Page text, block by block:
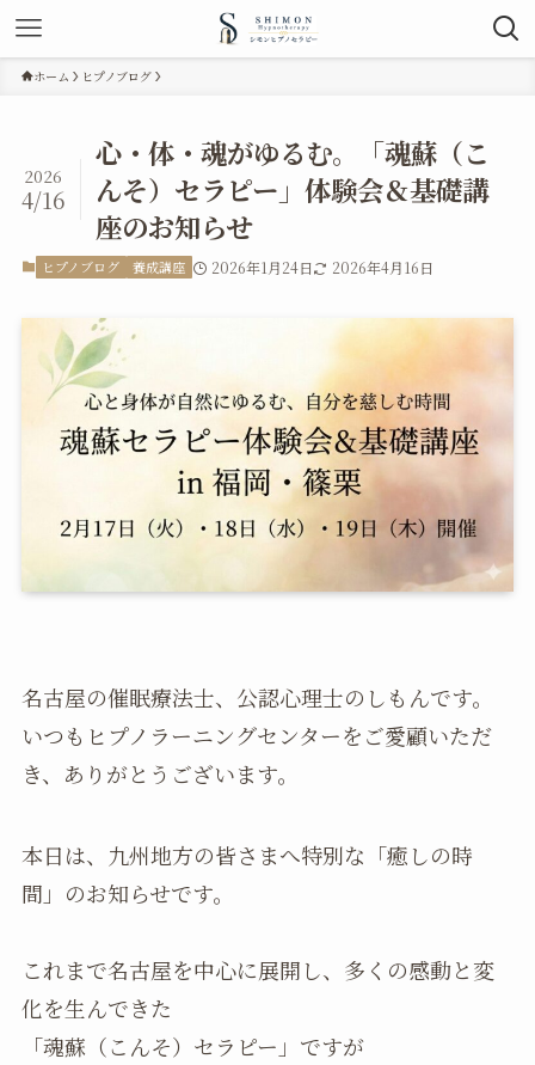
ホーム ヒプノブログ
心・体・魂がゆるむ。「魂蘇（こ
んそ）セラピー」体験会＆基礎講
座のお知らせ
2026
4/16
ヒプノブログ 養成講座 2026年1月24日 2026年4月16日
名古屋の催眠療法士、公認心理士のしもんです。
いつもヒプノラーニングセンターをご愛顧いただ
き、ありがとうございます。
本日は、九州地方の皆さまへ特別な「癒しの時
間」のお知らせです。
これまで名古屋を中心に展開し、多くの感動と変
化を生んできた
「魂蘇（こんそ）セラピー」ですが